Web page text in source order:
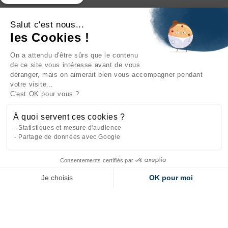
INFORMATIONS
NOTRE SOCIÉTÉ
NOS PRODUITS
CATÉGORIES
Site réalisé par l'agence web Makeo
Salut c'est nous...
les Cookies !
On a attendu d'être sûrs que le contenu
de ce site vous intéresse avant de vous
déranger, mais on aimerait bien vous accompagner pendant
votre visite...
C'est OK pour vous ?
À quoi servent ces cookies ?
Statistiques et mesure d'audience
Partage de données avec Google
Consentements certifiés par
Je choisis
OK pour moi